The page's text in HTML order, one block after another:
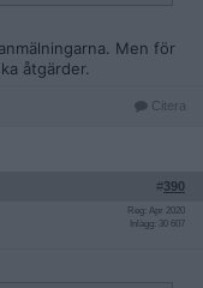
Så nej. Det är inte
rimligt.
Men för
åtgärder.
Citera
#390
Reg: Apr 2020
Inlägg: 30 607